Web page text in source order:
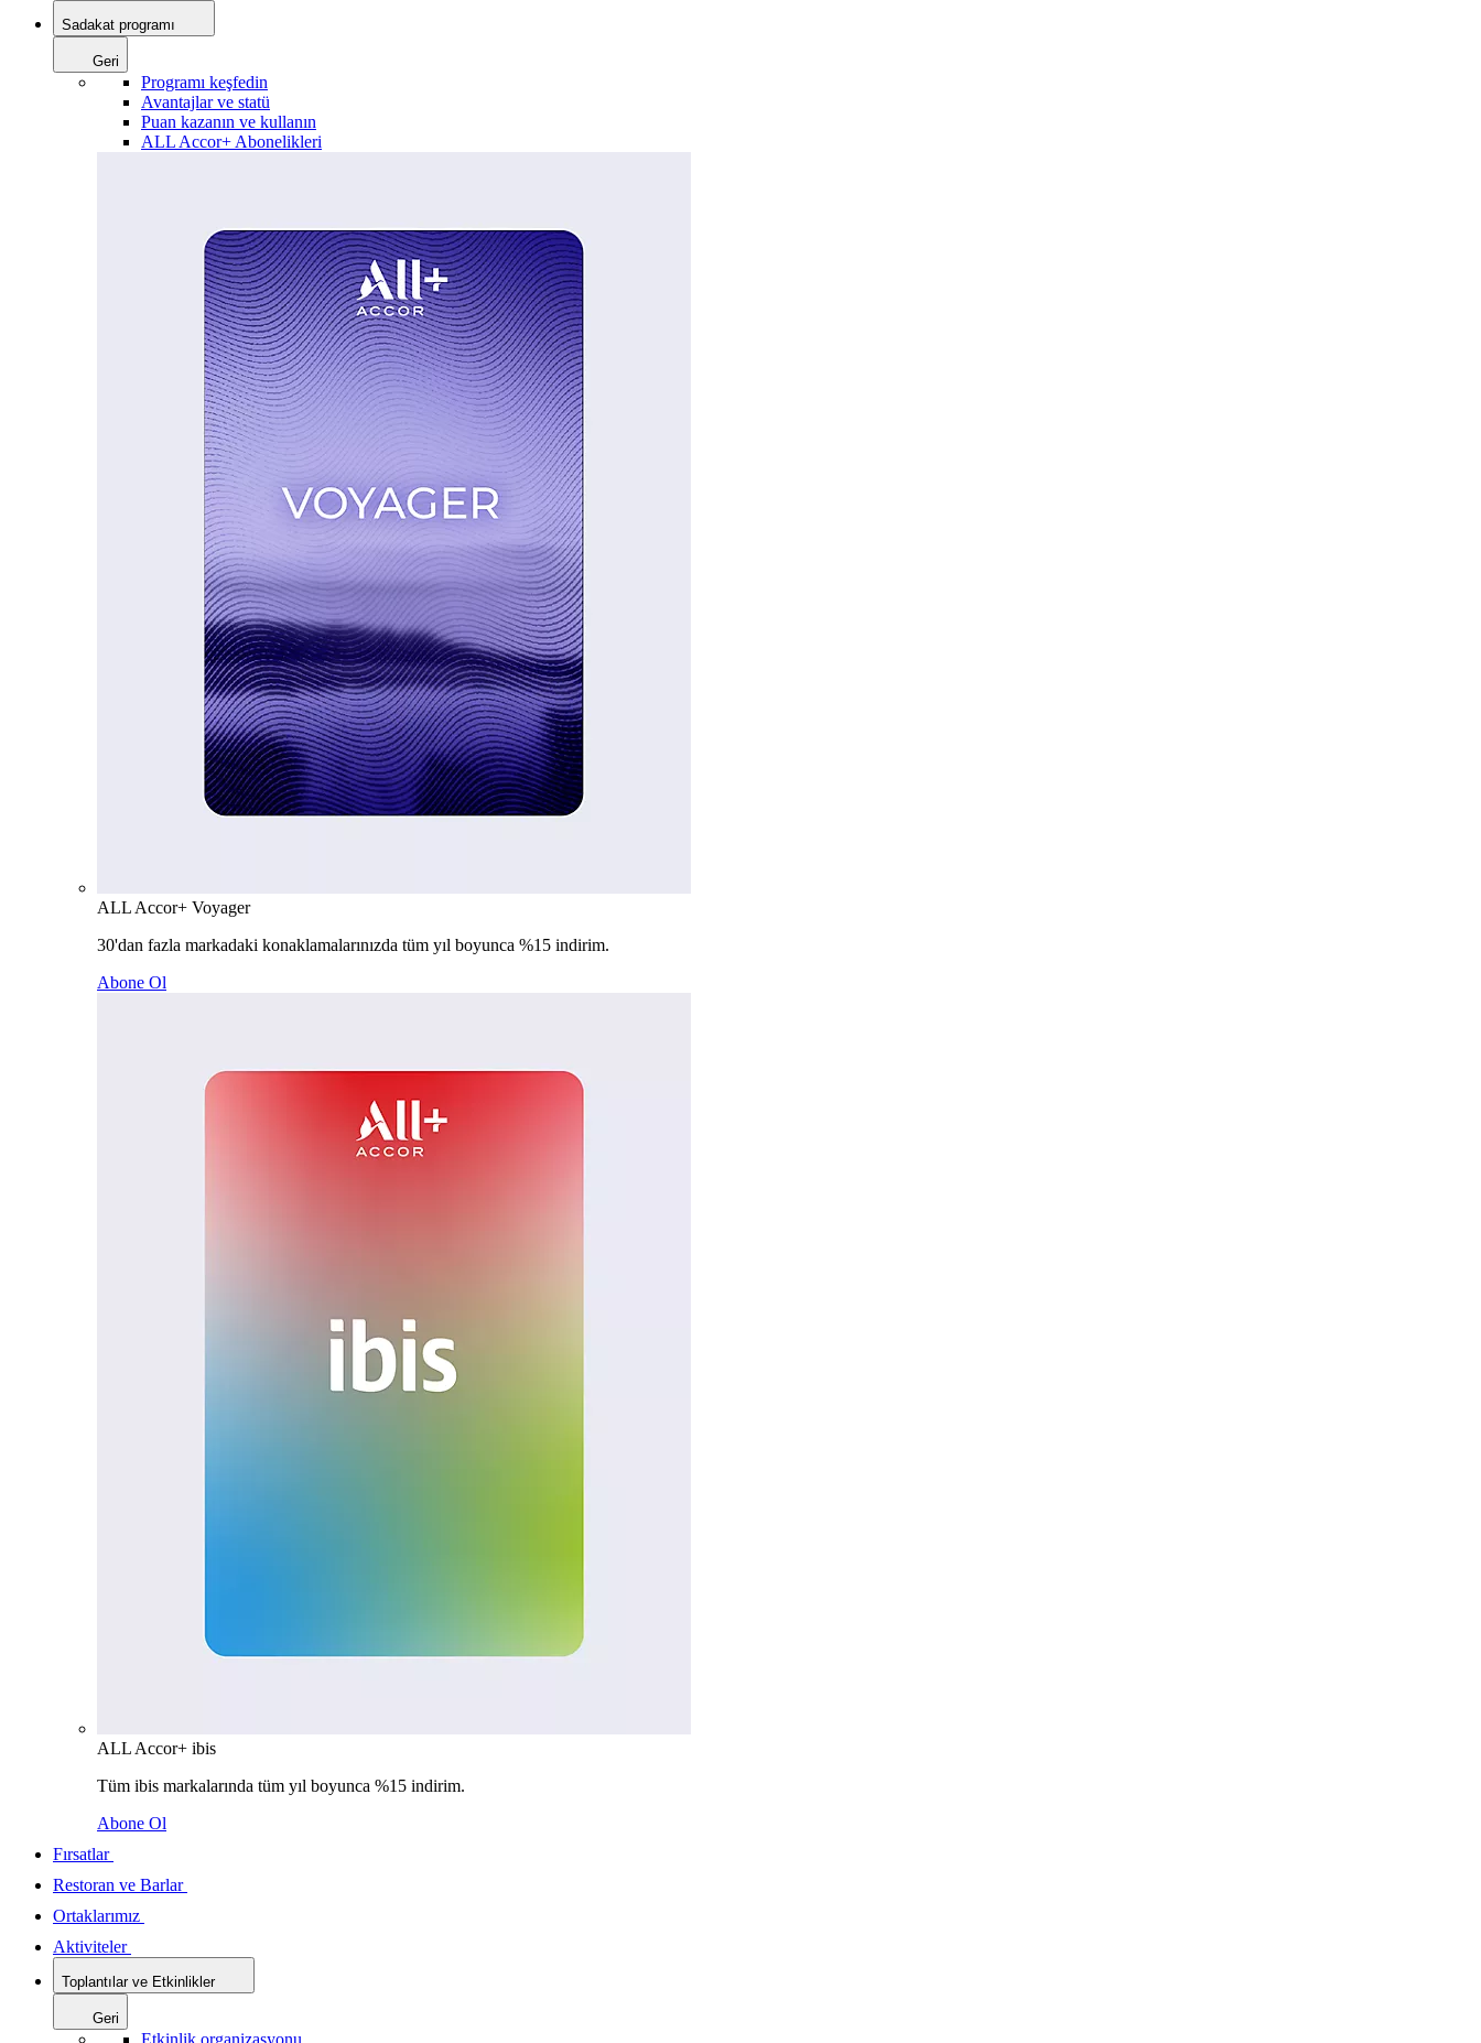
Sadakat programı
Geri
Programı keşfedin
Avantajlar ve statü
Puan kazanın ve kullanın
ALL Accor+ Abonelikleri
ALL Accor+ Voyager
30'dan fazla markadaki konaklamalarınızda tüm yıl boyunca %15 indirim.
Abone Ol
ALL Accor+ ibis
Tüm ibis markalarında tüm yıl boyunca %15 indirim.
Abone Ol
Fırsatlar
Restoran ve Barlar
Ortaklarımız
Aktiviteler
Toplantılar ve Etkinlikler
Geri
Etkinlik organizasyonu